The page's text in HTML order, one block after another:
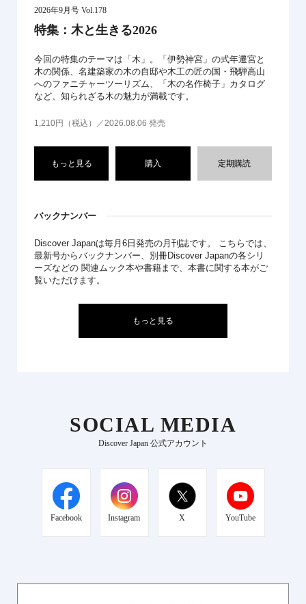
2026年9月号 Vol.178
特集：木と生きる2026
今回の特集のテーマは「木」。「伊勢神宮」の式年遷宮と
木の関係、名建築家の木の自邸や木工の匠の国・飛騨高山
へのファニチャーツーリズム、「木の名作椅子」カタログ
など、知られざる木の魅力が満載です。
1,210円（税込）／2026.08.06 発売
もっと見る 購入 定期購読
バックナンバー
Discover Japanは毎月6日発売の月刊誌です。 こちらでは、
最新号からバックナンバー、別冊Discover Japanの各シリ
ーズなどの 関連ムック本や書籍まで、本書に関する本がご
覧いただけます。
もっと見る
SOCIAL MEDIA
Discover Japan 公式アカウント
Facebook Instagram X YouTube